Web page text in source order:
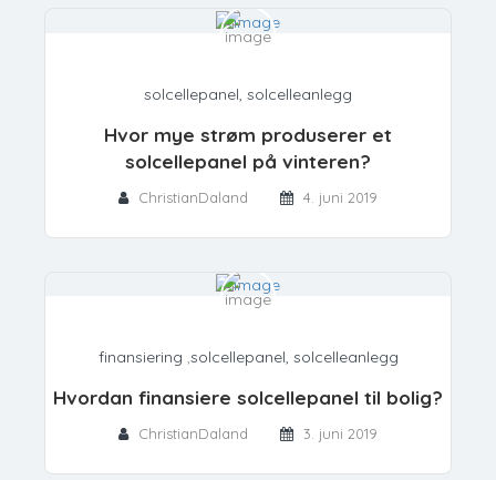
solcellepanel, solcelleanlegg
Hvor mye strøm produserer et
solcellepanel på vinteren?
ChristianDaland 4. juni 2019
finansiering ,solcellepanel, solcelleanlegg
Hvordan finansiere solcellepanel til bolig?
ChristianDaland 3. juni 2019